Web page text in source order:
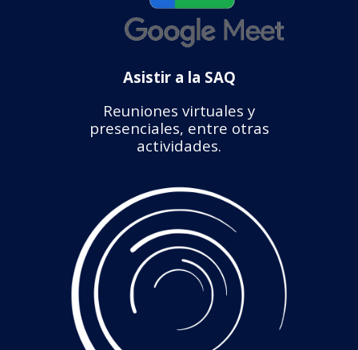
Asistir a la SAQ
Reuniones virtuales y
presenciales, entre otras
actividades.